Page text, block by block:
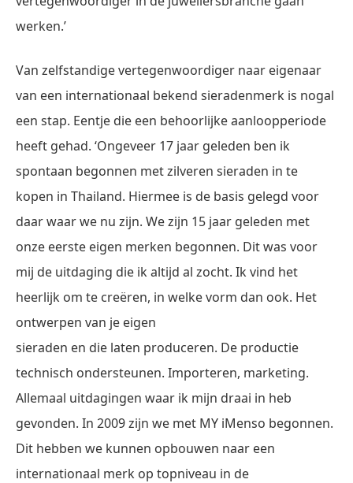
werken.’
Van zelfstandige vertegenwoordiger naar eigenaar
van een internationaal bekend sieradenmerk is nogal
een stap. Eentje die een behoorlijke aanloopperiode
heeft gehad. ‘Ongeveer 17 jaar geleden ben ik
spontaan begonnen met zilveren sieraden in te
kopen in Thailand. Hiermee is de basis gelegd voor
daar waar we nu zijn. We zijn 15 jaar geleden met
onze eerste eigen merken begonnen. Dit was voor
mij de uitdaging die ik altijd al zocht. Ik vind het
heerlijk om te creëren, in welke vorm dan ook. Het
ontwerpen van je eigen
sieraden en die laten produceren. De productie
technisch ondersteunen. Importeren, marketing.
Allemaal uitdagingen waar ik mijn draai in heb
gevonden. In 2009 zijn we met MY iMenso begonnen.
Dit hebben we kunnen opbouwen naar een
internationaal merk op topniveau in de